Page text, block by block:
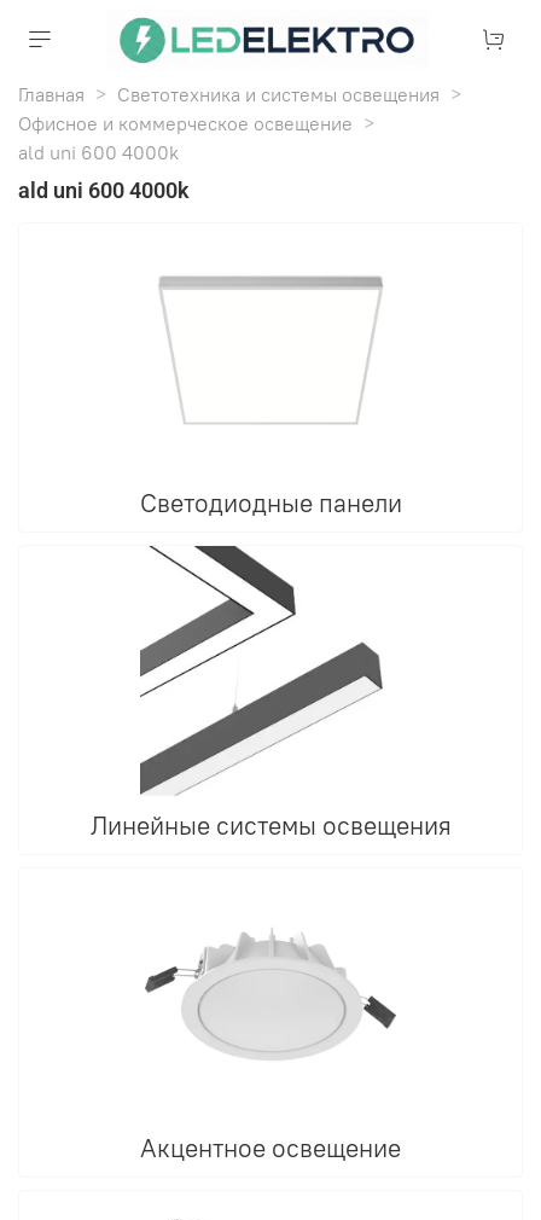
Главная
Светотехника и системы освещения
Офисное и коммерческое освещение
ald uni 600 4000k
ald uni 600 4000k
Светодиодные панели
Линейные системы освещения
Акцентное освещение